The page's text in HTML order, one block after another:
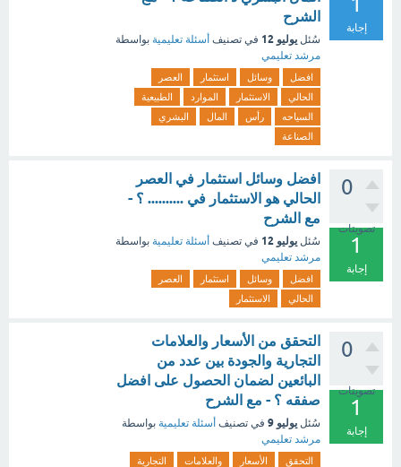
إجابة
الشرح
سُئل يوليو 12 في تصنيف أسئلة تعليمية بواسطة
مرشد تعليمي
افضل وسائل استثمار
العصر
الحالي
الاستثمار الموارد
الطبيعية
السياحه
رأس المال
البشري
الصناعة
0
تصويتات
1
إجابة
افضل وسائل استثمار في العصر
الحالي هو الاستثمار في .......... ؟ -
مع الشرح
سُئل يوليو 12 في تصنيف أسئلة تعليمية بواسطة
مرشد تعليمي
افضل وسائل استثمار
العصر
الحالي
الاستثمار
0
تصويتات
1
إجابة
التحقق من الأسعار والعلامات
التجارية والجودة بين عدد من
البائعين لضمان الحصول على افضل
صفقه ؟ - مع الشرح
سُئل يوليو 9 في تصنيف أسئلة تعليمية بواسطة
مرشد تعليمي
التحقق الأسعار والعلامات
التجارية